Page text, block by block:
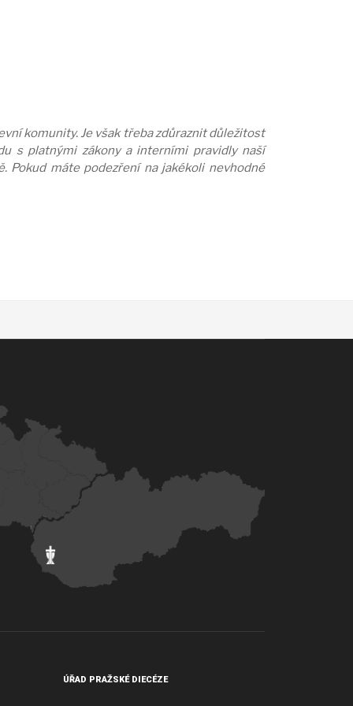
komunity. Je však třeba zdůraznit důležitost
s platnými zákony a interními pravidly naší
Pokud máte podezření na jakékoli nevhodné
ÚŘAD PRAŽSKÉ DIECÉZE